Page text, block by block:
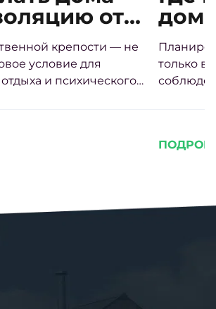
от
своими
крепости — не
условие для
и психического
дом
только
проблем